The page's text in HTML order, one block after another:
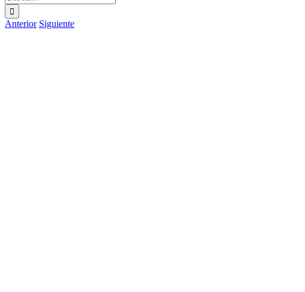
Anterior Siguiente